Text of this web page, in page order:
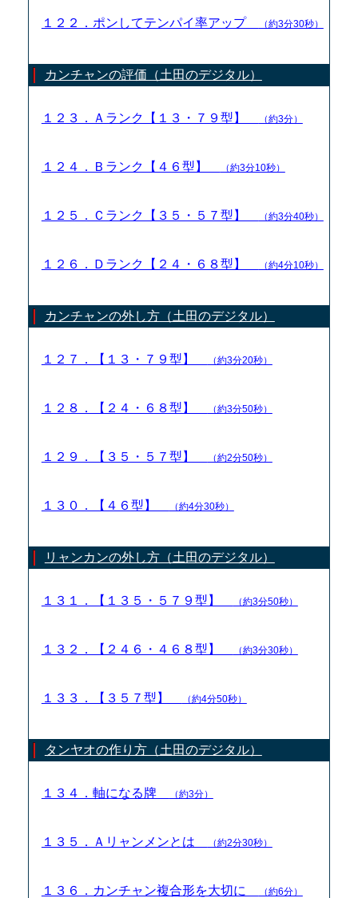
１２２．ポンしてテンパイ率アップ （約3分30秒）
カンチャンの評価（土田のデジタル）
１２３．Ａランク【１３・７９型】 （約3分）
１２４．Ｂランク【４６型】 （約3分10秒）
１２５．Ｃランク【３５・５７型】 （約3分40秒）
１２６．Ｄランク【２４・６８型】 （約4分10秒）
カンチャンの外し方（土田のデジタル）
１２７．【１３・７９型】 （約3分20秒）
１２８．【２４・６８型】 （約3分50秒）
１２９．【３５・５７型】 （約2分50秒）
１３０．【４６型】 （約4分30秒）
リャンカンの外し方（土田のデジタル）
１３１．【１３５・５７９型】 （約3分50秒）
１３２．【２４６・４６８型】 （約3分30秒）
１３３．【３５７型】 （約4分50秒）
タンヤオの作り方（土田のデジタル）
１３４．軸になる牌 （約3分）
１３５．Ａリャンメンとは （約2分30秒）
１３６．カンチャン複合形を大切に （約6分）